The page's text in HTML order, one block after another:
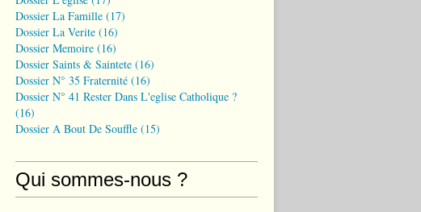
Dossier La Famille (17)
Dossier La Verite (16)
Dossier Memoire (16)
Dossier Saints & Saintete (16)
Dossier N° 35 Fraternité (16)
Dossier N° 41 Rester Dans L'eglise Catholique ?
(16)
Dossier A Bout De Souffle (15)
Qui sommes-nous ?